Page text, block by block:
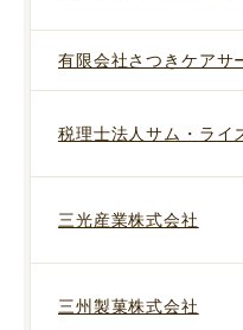
有限会社さつきケアサ
税理士法人サム・ライ
三光産業株式会社
三州製菓株式会社